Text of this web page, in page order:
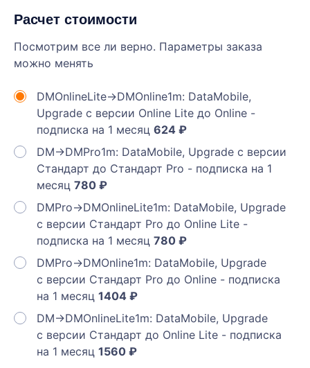
Расчет стоимости
Посмотрим все ли верно. Параметры заказа
можно менять
DMOnlineLite->DMOnline1m: DataMobile,
Upgrade с версии Online Lite до Online -
подписка на 1 месяц 624 ₽
DM->DMPro1m: DataMobile, Upgrade с версии
Стандарт до Стандарт Pro - подписка на 1
месяц 780 ₽
DMPro->DMOnlineLite1m: DataMobile, Upgrade
с версии Стандарт Pro до Online Lite -
подписка на 1 месяц 780 ₽
DMPro->DMOnline1m: DataMobile, Upgrade
с версии Стандарт Pro до Online - подписка
на 1 месяц 1404 ₽
DM->DMOnlineLite1m: DataMobile, Upgrade
с версии Стандарт до Online Lite - подписка
на 1 месяц 1560 ₽